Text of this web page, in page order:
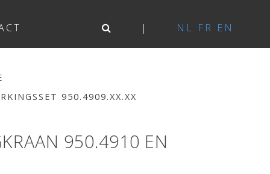
NL FR EN
950.4909.XX.XX
950.4910 EN